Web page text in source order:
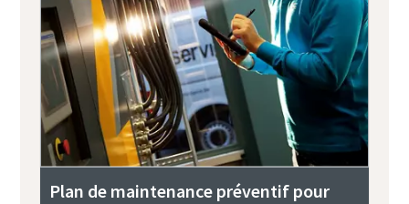
Plan de maintenance préventif pour